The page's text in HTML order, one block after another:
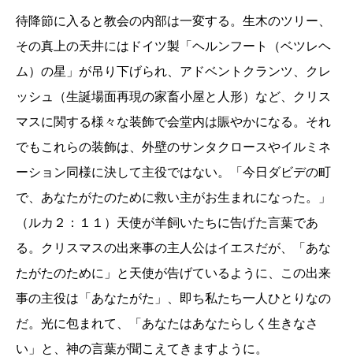
待降節に入ると教会の内部は一変する。生木のツリー、
その真上の天井にはドイツ製「ヘルンフート（ベツレヘ
ム）の星」が吊り下げられ、アドベントクランツ、クレ
ッシュ（生誕場面再現の家畜小屋と人形）など、クリス
マスに関する様々な装飾で会堂内は賑やかになる。それ
でもこれらの装飾は、外壁のサンタクロースやイルミネ
ーション同様に決して主役ではない。「今日ダビデの町
で、あなたがたのために救い主がお生まれになった。」
（ルカ２：１１）天使が羊飼いたちに告げた言葉であ
る。クリスマスの出来事の主人公はイエスだが、「あな
たがたのために」と天使が告げているように、この出来
事の主役は「あなたがた」、即ち私たち一人ひとりなの
だ。光に包まれて、「あなたはあなたらしく生きなさ
い」と、神の言葉が聞こえてきますように。